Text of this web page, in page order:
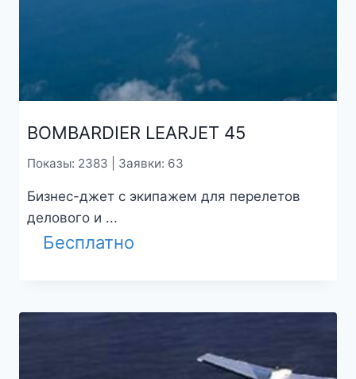
BOMBARDIER LEARJET 45
Показы: 2383 | Заявки: 63
Бизнес-джет с экипажем для перелетов
делового и ...
Бесплатно